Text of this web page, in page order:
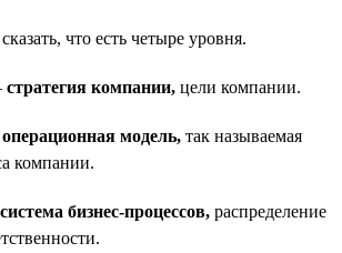
что есть четыре уровня.
стратегия компании, цели компании.
операционная модель, так называемая
компании.
система бизнес-процессов, распределение